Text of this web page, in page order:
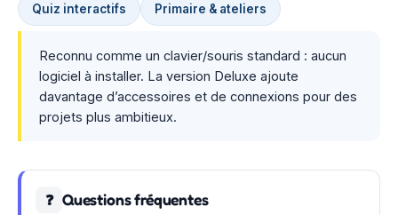
Quiz interactifs Primaire & ateliers
Reconnu comme un clavier/souris standard : aucun
logiciel à installer. La version Deluxe ajoute
davantage d’accessoires et de connexions pour des
projets plus ambitieux.
❓ Questions fréquentes